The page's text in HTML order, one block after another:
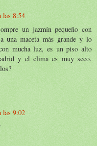
las 8:54
un jazmín pequeño con
una maceta más grande y lo
mucha luz, es un piso alto
y el clima es muy seco.
las 9:02